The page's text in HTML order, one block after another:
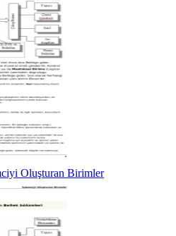
Oluşturan Birimler